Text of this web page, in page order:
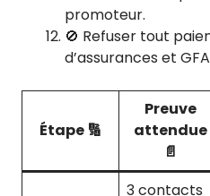
promoteur.
🚫 Refuser tout
d’assurances et
Étape 🔢
Preuve
attendue
📄
3 contacts